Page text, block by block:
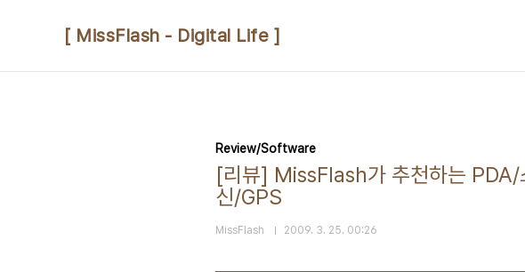
[ MissFlash - Digital Life ]
Review/Software
[리뷰] MissFlash가 추천하는
신/GPS
MissFlash 2009. 3. 25. 00:26